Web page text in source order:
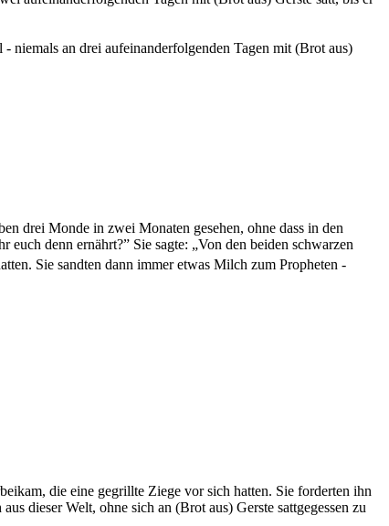
niemals an drei aufeinanderfolgenden Tagen mit (Brot aus)
drei Monde in zwei Monaten gesehen, ohne dass in den
denn ernährt?” Sie sagte: „Von den beiden schwarzen
Sie sandten dann immer etwas Milch zum Propheten -
die eine gegrillte Ziege vor sich hatten. Sie forderten ihn
dieser Welt, ohne sich an (Brot aus) Gerste sattgegessen zu